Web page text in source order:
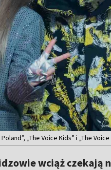
„The Voice Kids” i „The
wciąż czekają